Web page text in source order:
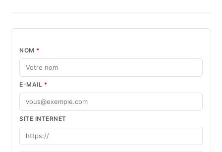
NOM *
E-MAIL *
SITE INTERNET